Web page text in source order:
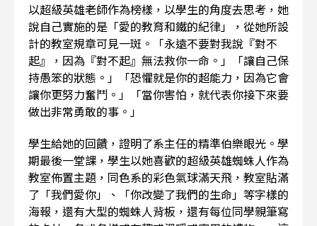
以超級英雄老師作為榜樣，以學生的角度去思考，她
說自己實施的是「愛的教育和鐵的紀律」，從她所設
計的教室規章可見一斑。「永遠不要對我說『對不
起』，因為『對不起』無法救你一命。」「讓自己保
持愚笨的狀態。」「恐懼就是你的超能力，因為它會
讓你更努力奮鬥。」「當你害怕，就代表你接下來要
做出非常勇敢的事。」
學生給她的回饋，證明了系主任的精準伯樂眼光。學
期最後一堂課，學生以她喜歡的超級英雄蜘蛛人作為
教室佈置主題，同色系的彩色氣球滿天飛，教室貼滿
了「我們愛你」、「你改變了我們的生命」等字樣的
海報，還有大型的蜘蛛人背板，還有每位同學親筆寫